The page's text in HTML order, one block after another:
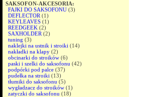
SAKSOFON-AKCESORIA:
FAJKI DO SAKSOFONU (3)
DEFLECTOR (1)
KEYLEAVES (1)
REEDGEEK (2)
SAXHOLDER (2)
tuning (3)
naklejki na ustnik i stroiki (14)
nakładki na klapy (2)
obcinarki do stroików (6)
paski i szelki do saksofonu (42)
podpórki pod palce (37)
pudełka na stroiki (13)
tłumiki do saksofonu (5)
wygładzacz do stroików (1)
zatyczki do saksofonu (18)